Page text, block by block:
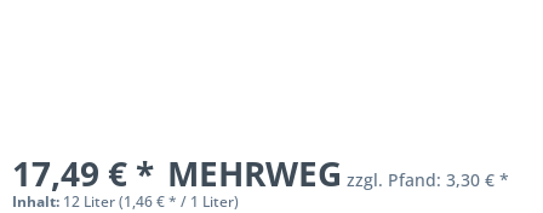
17,49 € * MEHRWEG zzgl. Pfand: 3,30 € *
Inhalt: 12 Liter (1,46 € * / 1 Liter)